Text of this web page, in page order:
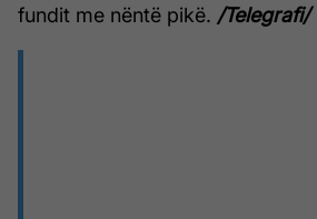
fundit me nëntë pikë. /Telegrafi/